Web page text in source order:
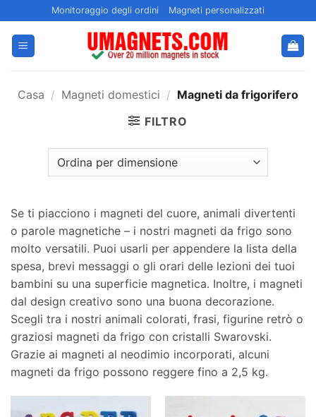
ai
contenuti
Monitoraggio degli ordini Magneti personalizzati
Casa / Magneti domestici / Magneti da frigorifero
FILTRO
Se ti piacciono i magneti del cuore, animali divertenti
o parole magnetiche – i nostri magneti da frigo sono
molto versatili. Puoi usarli per appendere la lista della
spesa, brevi messaggi o gli orari delle lezioni dei tuoi
bambini su una superficie magnetica. Inoltre, i magneti
dal design creativo sono una buona decorazione.
Scegli tra i nostri animali colorati, frasi, figurine retrò o
graziosi magneti da frigo con cristalli Swarovski.
Grazie ai magneti al neodimio incorporati, alcuni
magneti da frigo possono reggere fino a 2,5 kg.